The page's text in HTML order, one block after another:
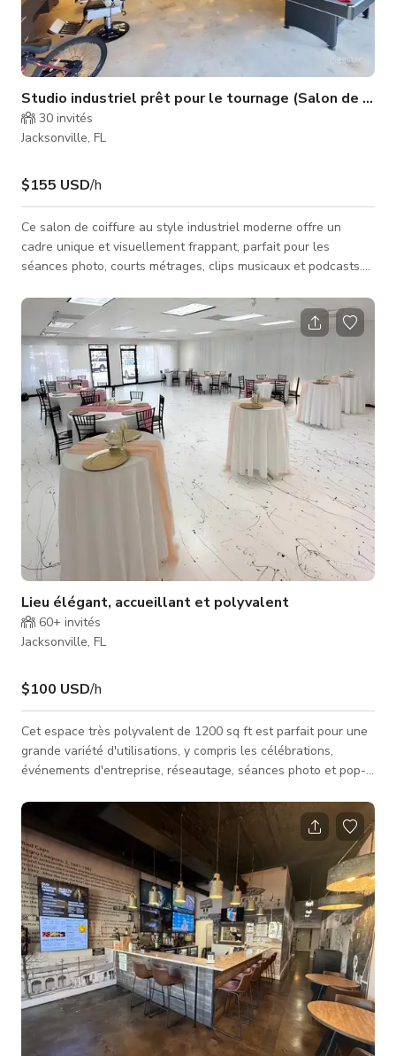
Studio industriel prêt pour le tournage (Salon de
30 invités
Jacksonville, FL
$155 USD/h
Ce salon de coiffure au style industriel moderne offre un
cadre unique et visuellement frappant, parfait pour les
séances photo, courts métrages, clips musicaux et podcasts.
utilisées pour se changer, préparer ou comme zones de
tournage supplémentaires, offrant ainsi une flexibilité accrue
aux équipes de production. Situé dans le quartier historique
de Riverside à l'intersection de Park et King, le salon est
entouré de rest
Lieu élégant, accueillant et polyvalent
60+ invités
Jacksonville, FL
$100 USD/h
Cet espace très polyvalent de 1200 sq ft est parfait pour une
grande variété d'utilisations, y compris les célébrations,
événements d'entreprise, réseautage, séances photo et pop-
d'équipements essentiels tels qu'une kitchenette dédiée, Wi-
Fi haut débit, climatisation puissante et un espace désigné
pour coiffure/maquillage pour le travail de production. Les
invités apprécieront la facilité d'arrivée avec un grand park